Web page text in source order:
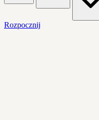
Rozpocznij